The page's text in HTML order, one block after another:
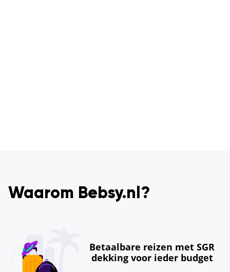
Waarom Bebsy.nl?
Betaalbare reizen met SGR
dekking voor ieder budget